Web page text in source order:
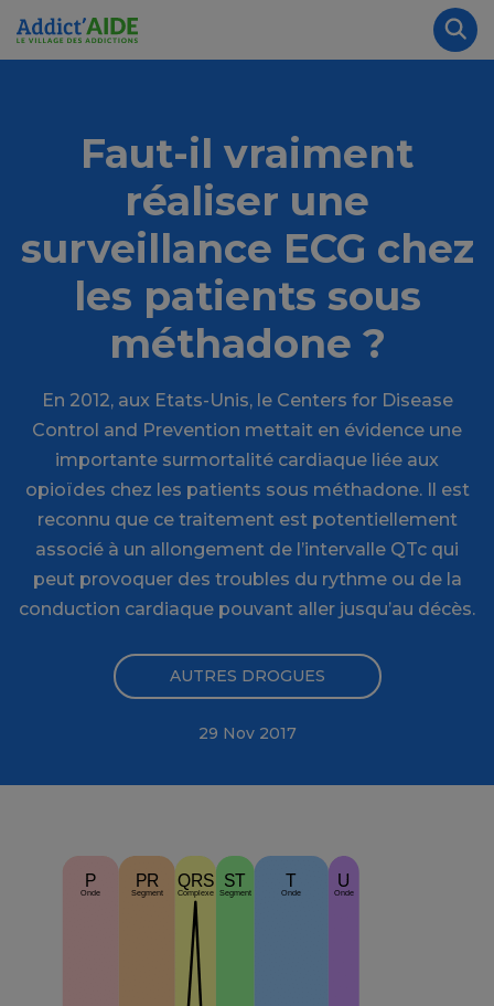
Aller au contenu principal
Faut-il vraiment
réaliser une
surveillance ECG chez
les patients sous
méthadone ?
En 2012, aux Etats-Unis, le Centers for Disease
Control and Prevention mettait en évidence une
importante surmortalité cardiaque liée aux
opioïdes chez les patients sous méthadone. Il est
reconnu que ce traitement est potentiellement
associé à un allongement de l’intervalle QTc qui
peut provoquer des troubles du rythme ou de la
conduction cardiaque pouvant aller jusqu’au décès.
AUTRES DROGUES
29 Nov 2017
Panneau de gestion des cookies